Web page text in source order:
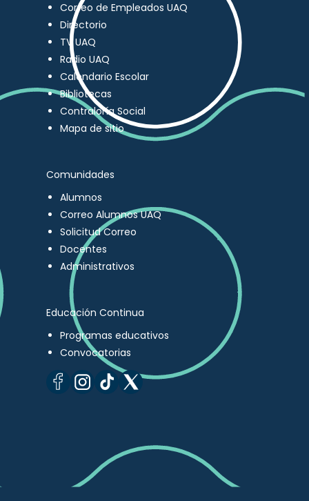
Correo de Empleados UAQ
Directorio
TV UAQ
Radio UAQ
Calendario Escolar
Bibliotecas
Contraloría Social
Mapa de sitio
Comunidades
Alumnos
Correo Alumnos UAQ
Solicitud Correo
Docentes
Administrativos
Educación Continua
Programas educativos
Convocatorias